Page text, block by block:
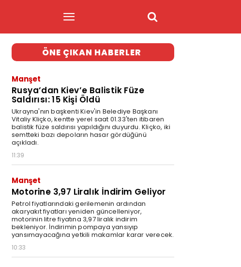
ÖNE ÇIKAN HABERLER
Manşet
Rusya’dan Kiev’e Balistik Füze
Saldırısı: 15 Kişi Öldü
Ukrayna'nın başkenti Kiev'in Belediye Başkanı
Vitaliy Kliçko, kentte yerel saat 01.33'ten itibaren
balistik füze saldırısı yapıldığını duyurdu. Kliçko, iki
semtteki bazı depoların hasar gördüğünü
açıkladı.
11:39
Manşet
Motorine 3,97 Liralık İndirim Geliyor
Petrol fiyatlarındaki gerilemenin ardından
akaryakıt fiyatları yeniden güncelleniyor,
motorinin litre fiyatına 3,97 liralık indirim
bekleniyor. İndirimin pompaya yansıyıp
yansımayacağına yetkili makamlar karar verecek.
10:33